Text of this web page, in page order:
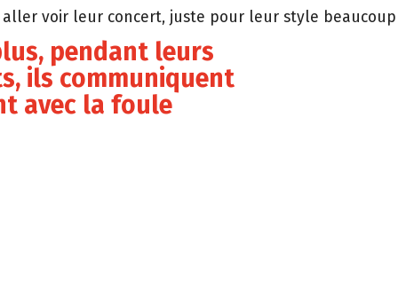
voir leur concert, juste pour leur style
pendant leurs
ils communiquent
avec la foule